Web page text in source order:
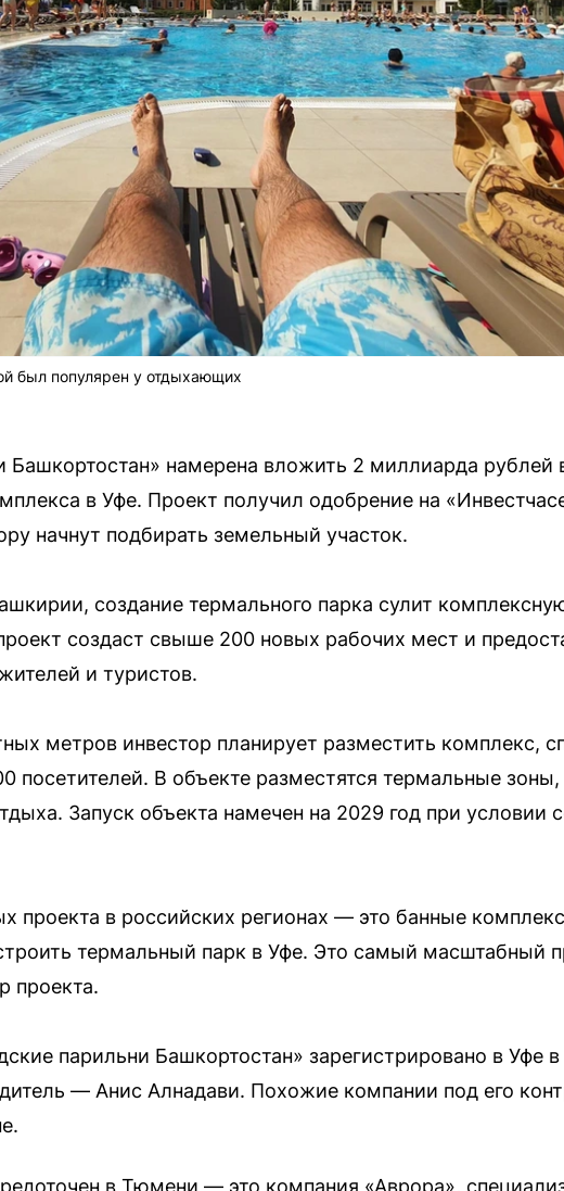
был популярен у отдыхающих
Башкортостан» намерена вложить 2 миллиарда рублей
в Уфе. Проект получил одобрение на
начнут подбирать земельный участок.
создание термального парка сулит
создаст свыше 200 новых рабочих мест и
и туристов.
метров инвестор планирует разместить комплекс,
посетителей. В объекте разместятся термальные
Запуск объекта намечен на 2029 год при условии
проекта в российских регионах — это банные
термальный парк в Уфе. Это самый масштабный
проекта.
парильни Башкортостан» зарегистрировано в Уфе в
— Анис Алнадави. Похожие компании под его
в Тюмени — это компания «Аврора»,